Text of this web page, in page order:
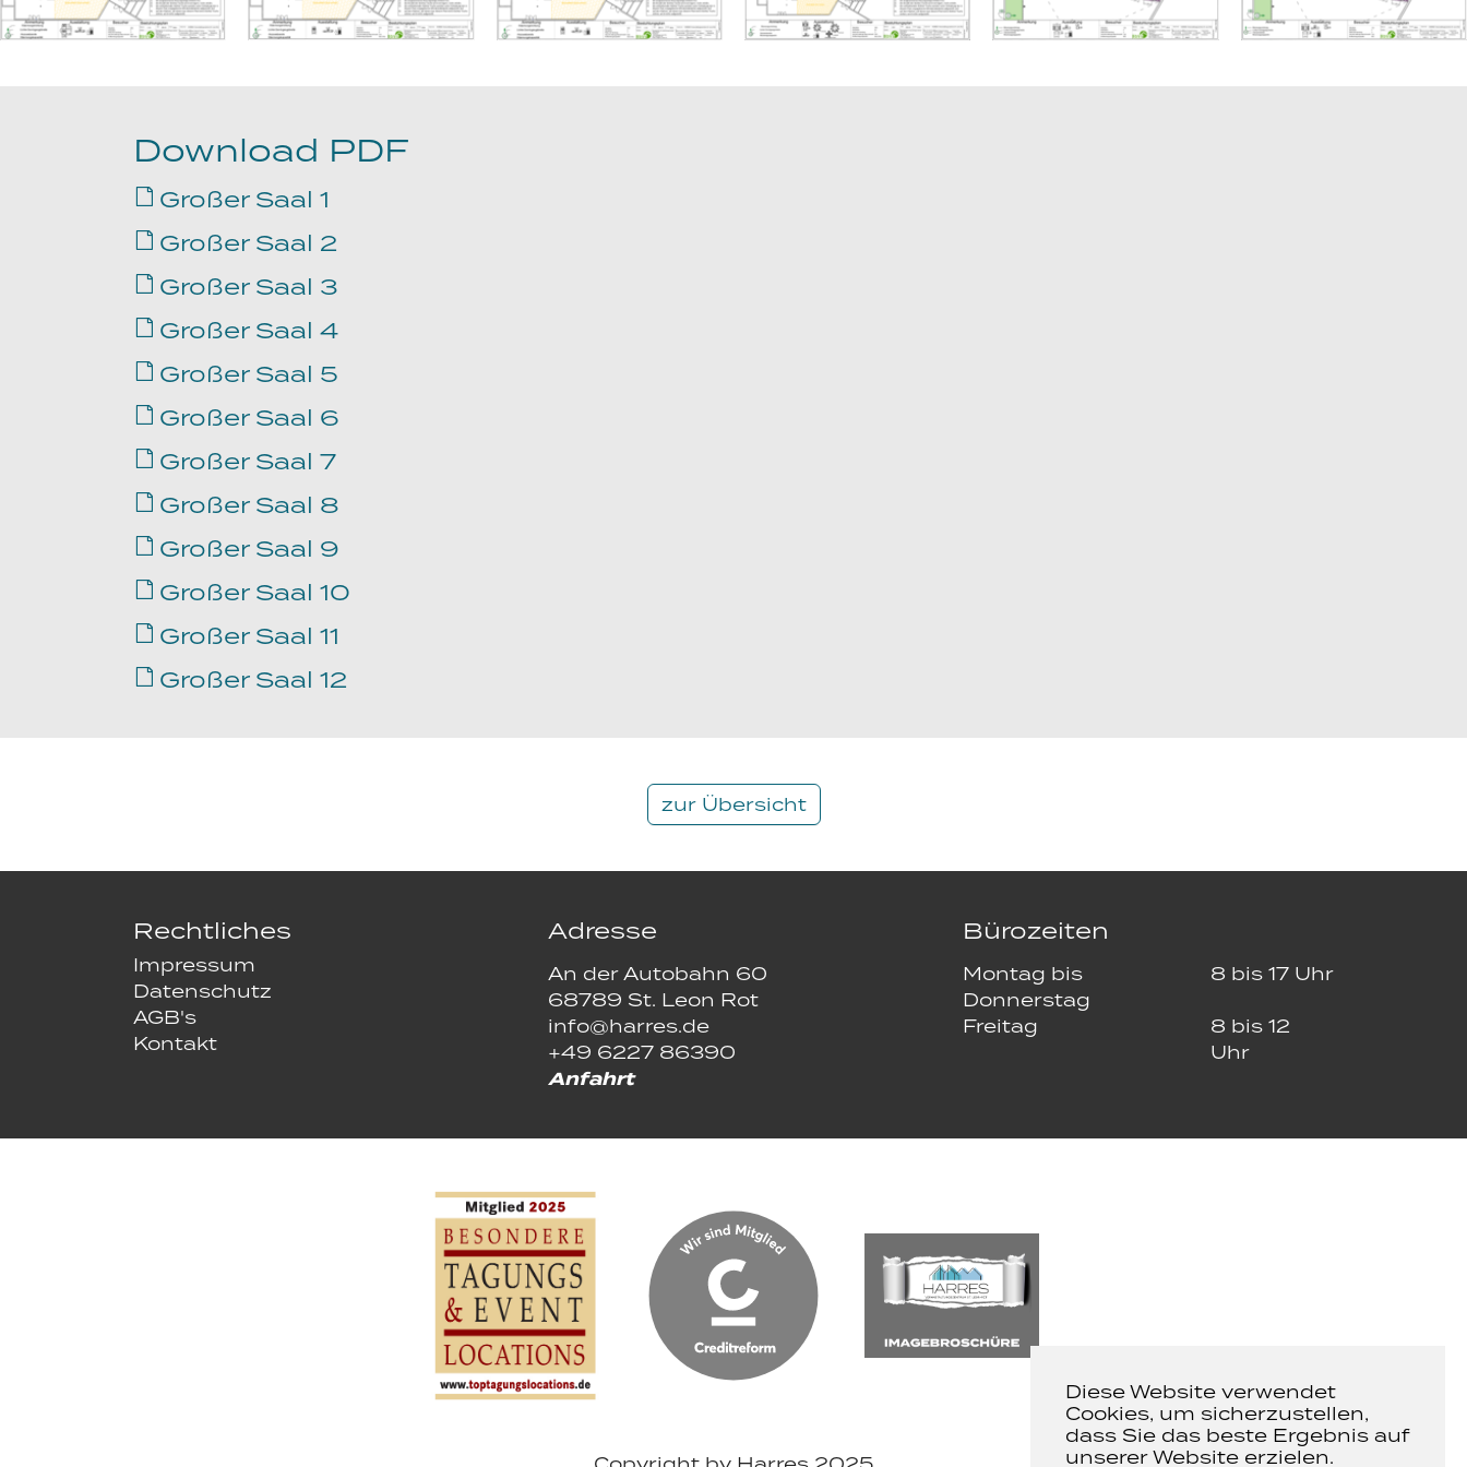
Diese Website verwendet
Cookies, um sicherzustellen,
dass Sie das beste Ergebnis auf
unserer Website erzielen.
Harres
Download PDF
Großer Saal 1
Großer Saal 2
Großer Saal 3
Großer Saal 4
Großer Saal 5
Großer Saal 6
Großer Saal 7
Großer Saal 8
Großer Saal 9
Großer Saal 10
Großer Saal 11
Großer Saal 12
zur Übersicht
Rechtliches
Impressum
Datenschutz
AGB's
Kontakt
Adresse
An der Autobahn 60
68789 St. Leon Rot
info@harres.de
+49 6227 86390
Anfahrt
Bürozeiten
Montag bis
Donnerstag
8 bis 17 Uhr
Freitag
8 bis 12
Uhr